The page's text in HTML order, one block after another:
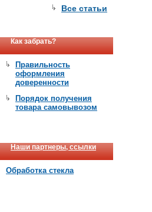
Все статьи
Как забрать?
Правильность
оформления
доверенности
Порядок получения
товара самовывозом
Наши партнеры, ссылки
Обработка стекла